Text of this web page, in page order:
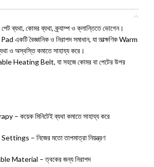
ব্যথা, কোমর ব্যথা, ক্র্যাম্প ও ক্লান্তিতে ভোগেন।
বৈজ্ঞানিক ও নিরাপদ সমাধান, যা তাত্ক্ষণিক Warm
ও অস্বস্তি কমাতে সাহায্য করে।
Heating Belt, যা সহজে কোমর বা পেটের উপর
কয়েক মিনিটেই ব্যথা কমাতে সাহায্য করে
– নিজের মতো তাপমাত্রা নিয়ন্ত্রণ
Material – ত্বকের জন্য নিরাপদ